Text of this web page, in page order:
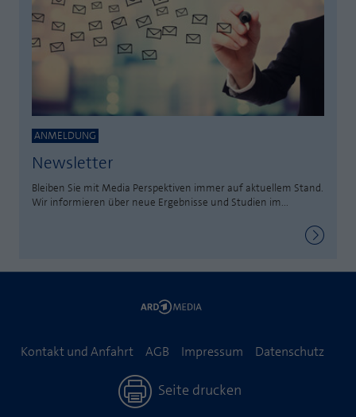
ANMELDUNG
Newsletter
Bleiben Sie mit Media Perspektiven immer auf aktuellem Stand.
Wir informieren über neue Ergebnisse und Studien im...
Kontakt und Anfahrt AGB Impressum Datenschutz
Seite drucken